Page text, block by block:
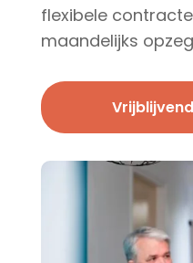
flexibele
maandelijks